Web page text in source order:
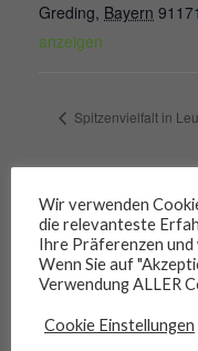
Greding, Bayern 91171
anzeigen
Spitzenvielfalt in
Schreibe einen
Deine Email-
Wir verwenden
die relevanteste
Ihre Präferenzen
Wenn Sie auf
Verwendung ALLER
Cookie Einstellungen